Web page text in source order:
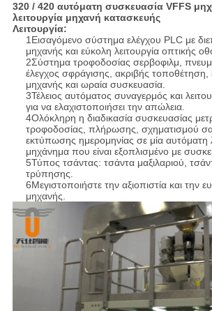
320 / 420 αυτόματη συσκευασία VFFS
λειτουργία μηχανή κατασκευής
Λειτουργία:
1Εισαγόμενο σύστημα ελέγχου PLC με
μηχανής και εύκολη λειτουργία οπτικής
2Σύστημα τροφοδοσίας σερβοφιλμ,
έλεγχος σφράγισης, ακριβής τοποθέτηση,
μηχανής και ωραία συσκευασία.
3Τέλειος αυτόματος συναγερμός και
για να ελαχιστοποιήσει την απώλεια.
4Ολόκληρη η διαδικασία συσκευασίας
τροφοδοσίας, πλήρωσης, σχηματισμού
εκτύπωσης ημερομηνίας σε μία αυτόματη
μηχάνημα που είναι εξοπλισμένο με
5Τύπος τσάντας: τσάντα μαξιλαριού,
τρύπησης.
6Μεγιστοποιήστε την αξιοπιστία και την
μηχανής.